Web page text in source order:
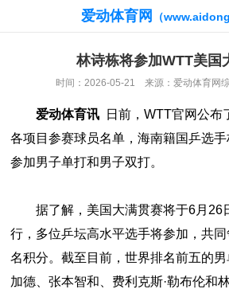
爱动体育网 （
林诗栋将参加WTT美国
时间：2026-05-21 来源：爱动体育网
爱动体育讯 日前，WTT官网公布
各项目参赛球员名单，海南籍国乒选
参加男子单打和男子双打。
据了解，美国大满贯赛将于6月26
行，多位乒坛高水平选手将参加，共
名积分。截至目前，世界排名前五的
加德、张本智和、费利克斯·勒布伦和